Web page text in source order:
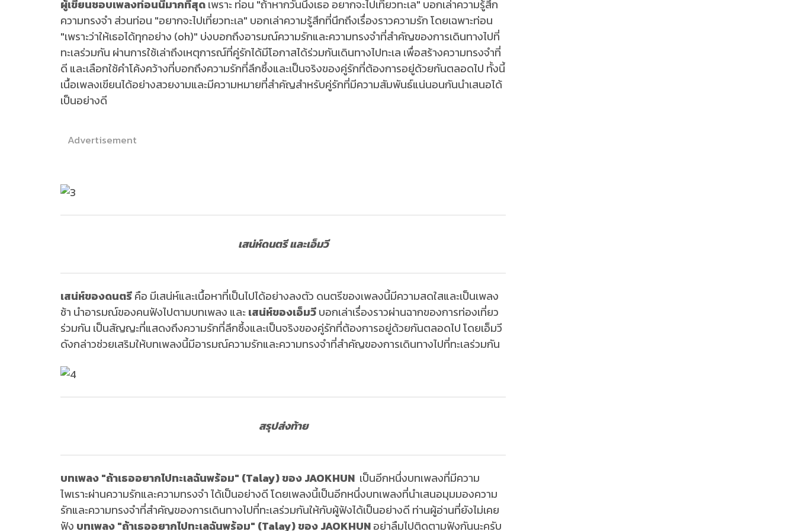
ผู้เขียนชอบเพลงท่อนนี้มากที่สุดเพราะ ท่อน "ถ้าหากวันนึงเธอ อยากจะไปเที่ยวทะเล" บอกเล่าความรู้สึก
ความทรงจำ ส่วนท่อน "อยากจะไปเที่ยวทะเล" บอกเล่าความรู้สึกที่นึกถึงเรื่องราวความรัก โดยเฉพาะท่อน
"เพราะว่าให้เธอได้ทุกอย่าง (oh)" บ่งบอกถึงอารมณ์ความรักและความทรงจำที่สำคัญของการเดินทางไปที่
ทะเลร่วมกัน ผ่านการใช้เล่าถึงเหตุการณ์ที่คู่รักได้มีโอกาสได้ร่วมกันเดินทางไปทะเล เพื่อสร้างความทรงจำที่
ดี และเลือกใช้คำโค้งคว้างที่บอกถึงความรักที่ลึกซึ้งและเป็นจริงของคู่รักที่ต้องการอยู่ด้วยกันตลอดไป ทั้งนี้
เนื้อเพลงเขียนได้อย่างสวยงามและมีความหมายที่สำคัญสำหรับคู่รักที่มีความสัมพันธ์แน่นอนกันนำเสนอได้
เป็นอย่างดี
Advertisement
เสน่ห์ดนตรี และเอ็มวี
เสน่ห์ของดนตรีคือ มีเสน่ห์และเนื้อหาที่เป็นไปได้อย่างลงตัว ดนตรีของเพลงนี้มีความสดใสและเป็นเพลง
ช้า นำอารมณ์ของคนฟังไปตามบทเพลง และเสน่ห์ของเอ็มวีบอกเล่าเรื่องราวผ่านฉากของการท่องเที่ยว
ร่วมกัน เป็นสัญญะที่แสดงถึงความรักที่ลึกซึ้งและเป็นจริงของคู่รักที่ต้องการอยู่ด้วยกันตลอดไป โดยเอ็มวี
ดังกล่าวช่วยเสริมให้บทเพลงนี้มีอารมณ์ความรักและความทรงจำที่สำคัญของการเดินทางไปที่ทะเลร่วมกัน
สรุปส่งท้าย
บทเพลง "ถ้าเธออยากไปทะเลฉันพร้อม" (Talay) ของ JAOKHUN เป็นอีกหนึ่งบทเพลงที่มีความ
ไพเราะผ่านความรักและความทรงจำ ได้เป็นอย่างดี โดยเพลงนี้เป็นอีกหนึ่งบทเพลงที่นำเสนอมุมมองความ
รักและความทรงจำที่สำคัญของการเดินทางไปที่ทะเลร่วมกันให้กับผู้ฟังได้เป็นอย่างดี ท่านผู้อ่านที่ยังไม่เคย
ฟัง บทเพลง "ถ้าเธออยากไปทะเลฉันพร้อม" (Talay) ของ JAOKHUNอย่าลืมไปติดตามฟังกันนะครับ